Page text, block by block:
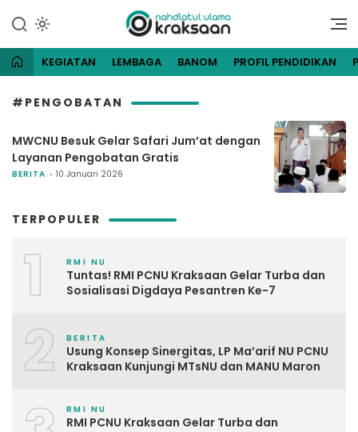
konten
NU Kraksaan
Website Resmi Pengurus
Kraksaan
KEGIATAN LEMBAGA BANOM PROFIL PENDIDIKAN
#PENGOBATAN
MWCNU Besuk Gelar Safari Jum’at dengan
Layanan Pengobatan Gratis
BERITA 10 Januari 2026
TERPOPULER
1 RMI NU
Tuntas! RMI PCNU Kraksaan Gelar Turba dan
Sosialisasi Digdaya Pesantren Ke-7
2 BERITA
Usung Konsep Sinergitas, LP Ma’arif NU PCNU
Kraksaan Kunjungi MTsNU dan MANU Maron
RMI NU
RMI PCNU Kraksaan Gelar Turba dan